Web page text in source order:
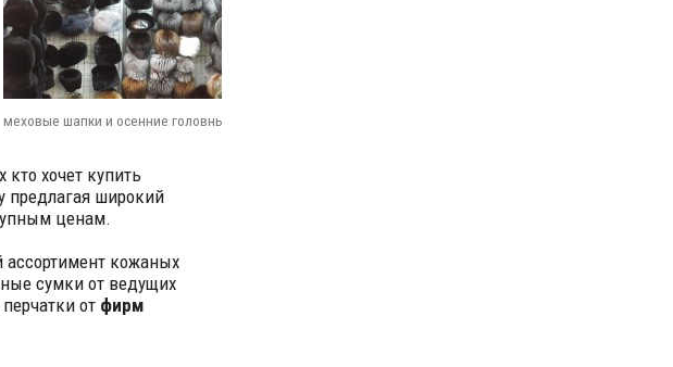
меховые шапки и осенние головные уборы
кто хочет купить
предлагая широкий
ценам.
кожаных
сумки от ведущих
отфирм